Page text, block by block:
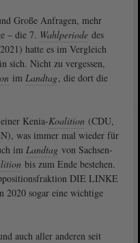
Große Anfragen, mehr
– die 7. Wahlperiode des
hatte es im Vergleich
sich. Nicht zu vergessen,
im Landtag, die dort die
Kenia-Koalition (CDU,
was immer mal wieder für
im Landtag von Sachsen-
bis zum Ende bestehen.
DIE LINKE
2020 sogar eine wichtige
auch aller anderen seit